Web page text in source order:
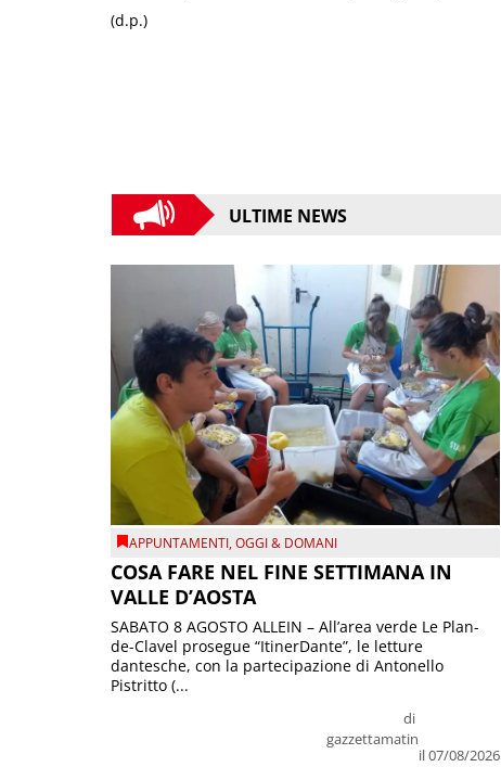
(d.p.)
ULTIME NEWS
APPUNTAMENTI,OGGI & DOMANI
COSA FARE NEL FINE SETTIMANA IN
VALLE D’AOSTA
di
gazzettamatin
il 07/08/2026
SABATO 8 AGOSTO ALLEIN – All’area verde Le Plan-
de-Clavel prosegue “ItinerDante”, le letture
dantesche, con la partecipazione di Antonello
Pistritto (...